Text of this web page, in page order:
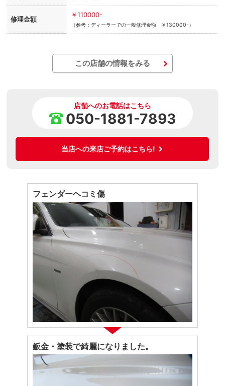
修理金額
￥110000-
（参考：ディーラーでの一般修理金額 ￥130000-）
この店舗の情報をみる
店舗へのお電話はこちら
050-1881-7893
当店への来店ご予約はこちら!
フェンダーヘコミ傷
鈑金・塗装で綺麗になりました。